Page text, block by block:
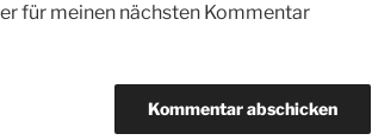
für meinen nächsten Kommentar